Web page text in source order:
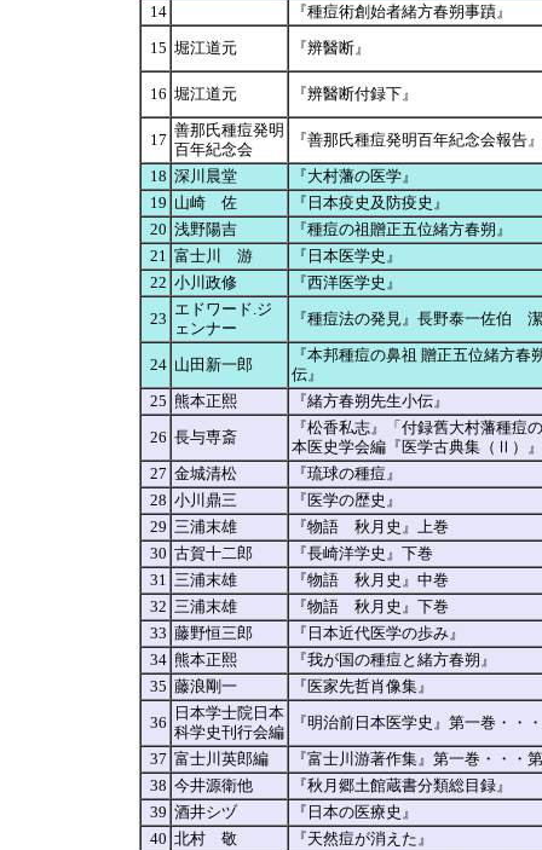
14
『種痘術創始者緒方春朔事蹟』
15 堀江道元 『辨醫断』
16 堀江道元 『辨醫断付録下』
17
善那氏種痘発明
百年紀念会
『善那氏種痘発明百年紀念会報告』
18 深川晨堂
『大村藩の医学』
19 山崎 佐
『日本疫史及防疫史』
20 浅野陽吉
『種痘の祖贈正五位緒方春朔』
21 富士川 游
『日本医学史』
22 小川政修
『西洋医学史』
23
エドワード.ジ
ェンナー
『種痘法の発見』長野泰一佐伯
24 山田新一郎
『本邦種痘の鼻祖 贈正五位緒方春
伝』
25 熊本正熙
『緒方春朔先生小伝』
26 長与専斎
『松香私志』「付録舊大村藩種痘
本医史学会編『医学古典集（Ⅱ）
27 金城清松
『琉球の種痘』
28 小川鼎三
『医学の歴史』
29 三浦末雄
『物語 秋月史』上巻
30 古賀十二郎
『長崎洋学史』下巻
31 三浦末雄
『物語 秋月史』中巻
32 三浦末雄
『物語 秋月史』下巻
33 藤野恒三郎
『日本近代医学の歩み』
34 熊本正熙
『我が国の種痘と緒方春朔』
35 藤浪剛一
『医家先哲肖像集』
36
日本学士院日本
科学史刊行会編
『明治前日本医学史』第一巻・・
37 富士川英郎編
『富士川游著作集』第一巻・・・
38 今井源衛他
『秋月郷土館蔵書分類総目録』
39 酒井シヅ
『日本の医療史』
40 北村 敬
『天然痘が消えた』